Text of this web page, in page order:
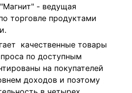
- ведущая
торговле продуктами
качественные товары
по доступным
на покупателей
доходов и поэтому